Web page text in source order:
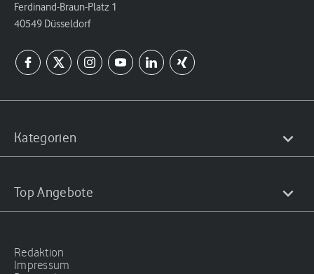
Ferdinand-Braun-Platz 1
40549 Düsseldorf
Kategorien
Top Angebote
Redaktion
Impressum